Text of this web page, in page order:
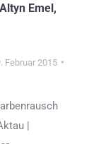
Emel,
Februar 2015
|